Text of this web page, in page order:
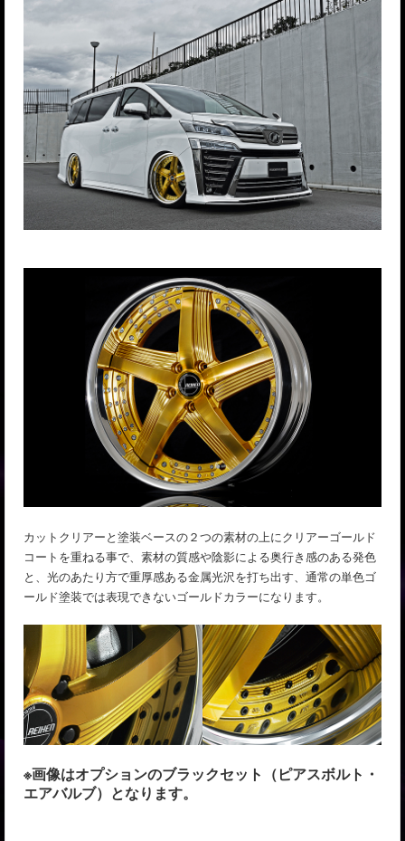
カットクリアーと塗装ベースの２つの素材の上にクリアーゴールド
コートを重ねる事で、素材の質感や陰影による奥行き感のある発色
と、光のあたり方で重厚感ある金属光沢を打ち出す、通常の単色ゴ
ールド塗装では表現できないゴールドカラーになります。
※画像はオプションのブラックセット（ピアスボルト・
エアバルブ）となります。